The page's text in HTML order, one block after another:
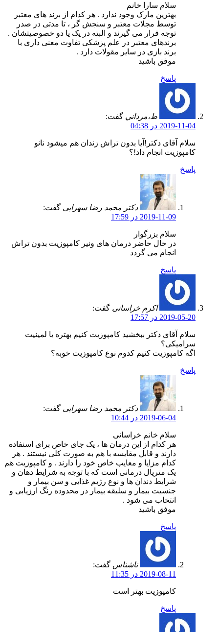
سلام سارا خانم
بهترین مارک وجود ندارد . هر کدام از برند های معتبر
توسط مجلات معتبر و سنجش گر ، تا مدتی در صدر
توجه قرار می گیرند و البته در یک یا دو خصوصیتشان .
برندهای معتبر در علم پزشکی تفاوت معنی داری با
برند بازی در سایر مقولات دارد .
موفق باشید
پاسخ
ط،مرداني گفت:
2019-11-04 در 04:38
سلام آقای دکتر!آیا بدون تراش زندان هم میشود نانو
کامپوزیت انجام داد!؟
پاسخ
دکتر محمد رضا سهرابی گفت:
2019-11-09 در 17:59
سلام بزرگوار
در حال حاضر درمان های ونیر کامپوزیت بدون تراش
انجام می گردد
پاسخ
اکرم خراسانی گفت:
2019-05-20 در 17:57
سلام آقای دکتر ببخشید کامپوزیت کنیم بهتره یا لمینیت‌
سرامیکی؟
اگه کامپوزیت کنیم کدوم نوع کامپوزیت خوبه؟
پاسخ
دکتر محمد رضا سهرابی گفت:
2019-06-04 در 10:44
سلام خانم خراسانی
هر کدام از این درمان ها ، یک جای خاص برای اسنفاده
دارند و قابل مقایسه با هم به صورت کلی نیستند . هر
کدام مزایا و معایب خاص خود را دارند . و کامپوزیت هم
یک متریال درمانی است که با توجه به شرایط دهان و
شرایط دندان ها و نوع رژیم غذایی و سن بیمار و
جنسیت بیمار و سلیقه بیمار در محدوده رنگ ارزیابی و
انتخاب می شود .
موفق باشید
پاسخ
ناشناس گفت:
2019-08-11 در 11:35
کامپوزیت بهتر است
پاسخ